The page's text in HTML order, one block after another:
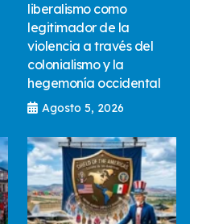
liberalismo como
legitimador de la
violencia a través del
colonialismo y la
hegemonía occidental
Agosto 5, 2026